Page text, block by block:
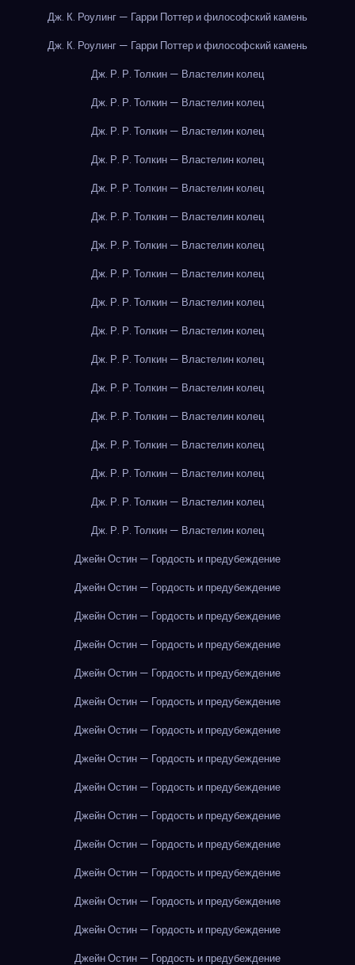
Дж. К. Роулинг — Гарри Поттер и философский камень
Дж. К. Роулинг — Гарри Поттер и философский камень
Дж. Р. Р. Толкин — Властелин колец
Дж. Р. Р. Толкин — Властелин колец
Дж. Р. Р. Толкин — Властелин колец
Дж. Р. Р. Толкин — Властелин колец
Дж. Р. Р. Толкин — Властелин колец
Дж. Р. Р. Толкин — Властелин колец
Дж. Р. Р. Толкин — Властелин колец
Дж. Р. Р. Толкин — Властелин колец
Дж. Р. Р. Толкин — Властелин колец
Дж. Р. Р. Толкин — Властелин колец
Дж. Р. Р. Толкин — Властелин колец
Дж. Р. Р. Толкин — Властелин колец
Дж. Р. Р. Толкин — Властелин колец
Дж. Р. Р. Толкин — Властелин колец
Дж. Р. Р. Толкин — Властелин колец
Дж. Р. Р. Толкин — Властелин колец
Дж. Р. Р. Толкин — Властелин колец
Джейн Остин — Гордость и предубеждение
Джейн Остин — Гордость и предубеждение
Джейн Остин — Гордость и предубеждение
Джейн Остин — Гордость и предубеждение
Джейн Остин — Гордость и предубеждение
Джейн Остин — Гордость и предубеждение
Джейн Остин — Гордость и предубеждение
Джейн Остин — Гордость и предубеждение
Джейн Остин — Гордость и предубеждение
Джейн Остин — Гордость и предубеждение
Джейн Остин — Гордость и предубеждение
Джейн Остин — Гордость и предубеждение
Джейн Остин — Гордость и предубеждение
Джейн Остин — Гордость и предубеждение
Джейн Остин — Гордость и предубеждение